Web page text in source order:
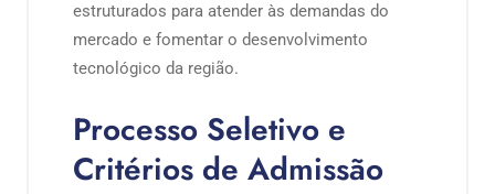
estruturados para atender às demandas do
mercado e fomentar o desenvolvimento
tecnológico da região.
Processo Seletivo e
Critérios de Admissão